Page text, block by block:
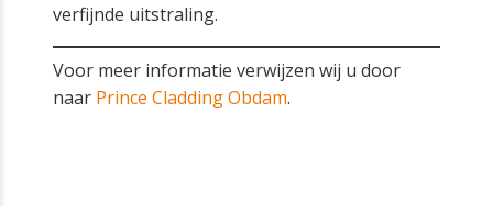
verfijnde uitstraling.
Voor meer informatie verwijzen wij u door
naar Prince Cladding Obdam.